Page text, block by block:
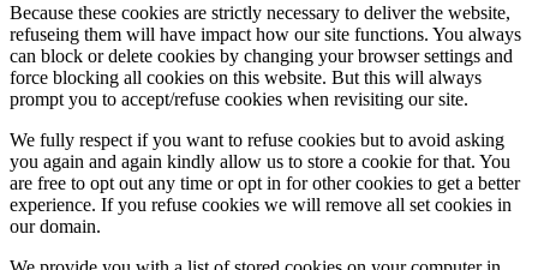
Because these cookies are strictly necessary to deliver the website,
refuseing them will have impact how our site functions. You always
can block or delete cookies by changing your browser settings and
force blocking all cookies on this website. But this will always
prompt you to accept/refuse cookies when revisiting our site.
We fully respect if you want to refuse cookies but to avoid asking
you again and again kindly allow us to store a cookie for that. You
are free to opt out any time or opt in for other cookies to get a better
experience. If you refuse cookies we will remove all set cookies in
our domain.